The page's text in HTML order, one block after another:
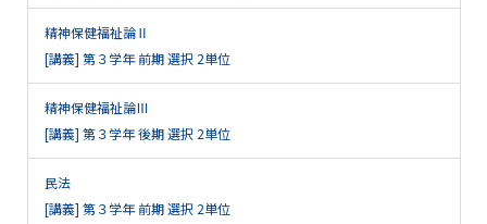
精神保健福祉論Ⅱ
[講義] 第３学年 前期 選択 2単位
精神保健福祉論Ⅲ
[講義] 第３学年 後期 選択 2単位
民法
[講義] 第３学年 前期 選択 2単位